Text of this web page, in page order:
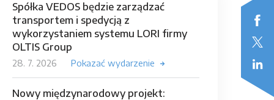
Spółka VEDOS będzie zarządzać
transportem i spedycją z
wykorzystaniem systemu LORI firmy
OLTIS Group
28. 7. 2026 Pokazać wydarzenie
Nowy międzynarodowy projekt: